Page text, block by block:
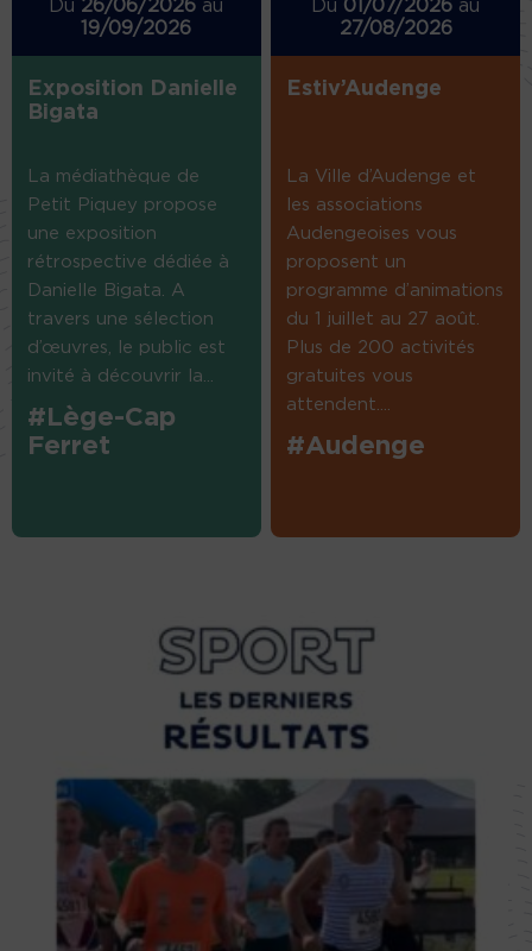
Du 26/06/2026 au
19/09/2026
Exposition Danielle
Bigata
La médiathèque de
Petit Piquey propose
une exposition
rétrospective dédiée à
Danielle Bigata. A
travers une sélection
d’œuvres, le public est
invité à découvrir la...
#Lège-Cap
Ferret
Du 01/07/2026 au
27/08/2026
Estiv’Audenge
La Ville d’Audenge et
les associations
Audengeoises vous
proposent un
programme d’animations
du 1 juillet au 27 août.
Plus de 200 activités
gratuites vous
attendent....
#Audenge